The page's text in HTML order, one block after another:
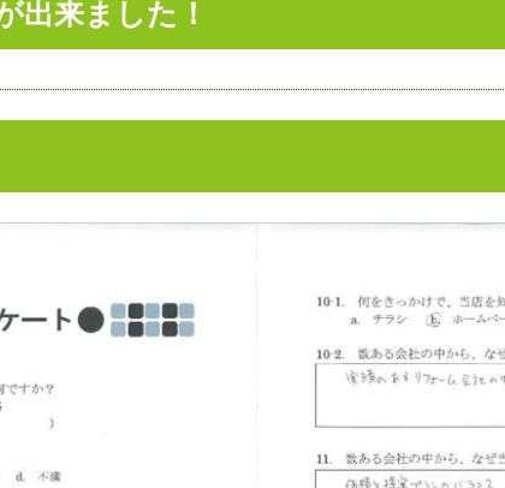
出来ました！